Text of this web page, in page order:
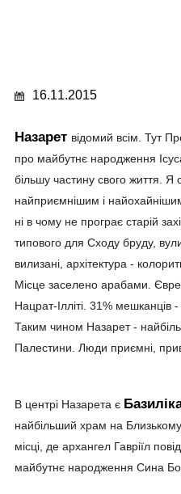
16.11.2015
Назарет відомий всім. Тут
про майбутнє народження
більшу частину свого життя. Я
найприємнішим і
ні в чому не програє старій
типового для Сходу бруду,
вилизані, архітектура -
Місце заселено арабами.
Нацрат-Ілліті. 31%
Таким чином Назарет -
Палестини. Люди приємні,
В центрі Назарета є
найбільший храм на
місці, де архангел Гавріїл
майбутнє народження Сина